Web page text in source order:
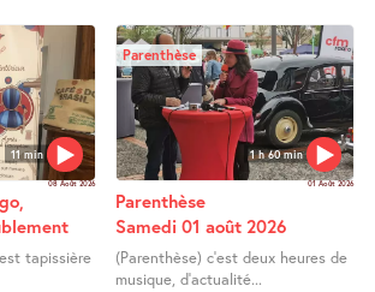
11 min
08 Août 2026
tapissière
1 h 60 min
Parenthèse
01 Août 2026
Parenthèse
Samedi 01 août 2026
(Parenthèse) c’est deux heures de
musique, d’actualité...